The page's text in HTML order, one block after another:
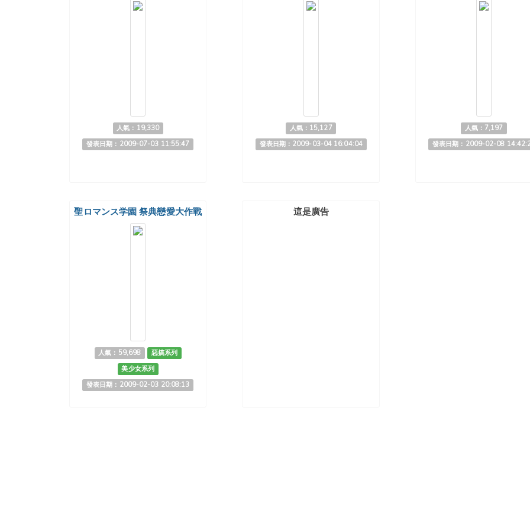
人氣：19,330
發表日期：2009-07-03 11:55:47
人氣：15,127
發表日期：2009-03-04 16:04:04
人氣：7,197
發表日期：2009-02-08
聖ロマンス学園 祭典戀愛大作戰
人氣：59,698
惡搞系列
美少女系列
發表日期：2009-02-03 20:08:13
這是廣告